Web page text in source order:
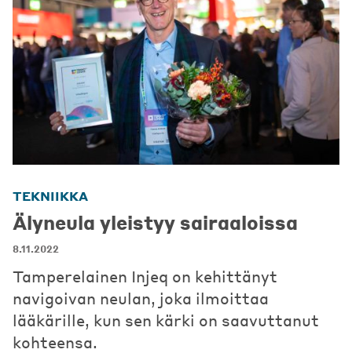
TEKNIIKKA
Älyneula yleistyy sairaaloissa
8.11.2022
Tamperelainen Injeq on kehittänyt
navigoivan neulan, joka ilmoittaa
lääkärille, kun sen kärki on saavuttanut
kohteensa.